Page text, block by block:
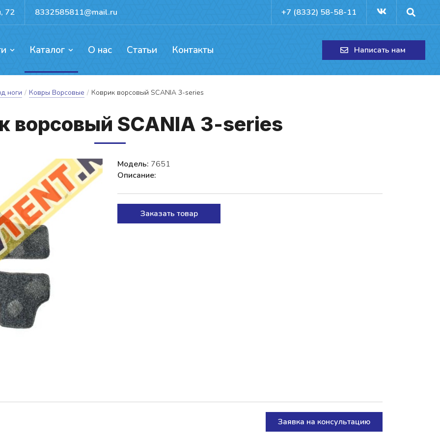
72 8332585811@mail.ru +7 (8332) 58-58-11
Каталог О нас Статьи Контакты Написать нам
ноги / Ковры Ворсовые / Коврик ворсовый SCANIA 3-series
вор­со­вый SCANIA 3-series
Модель: 7651
Описание:
Заказать товар
Заявка на консультацию